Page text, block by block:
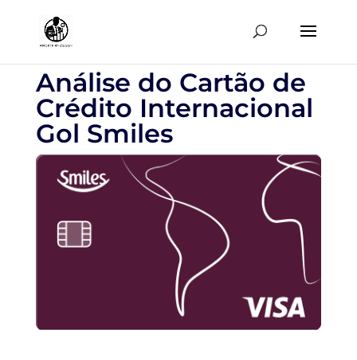
Análise do Cartão de
Crédito Internacional
Gol Smiles